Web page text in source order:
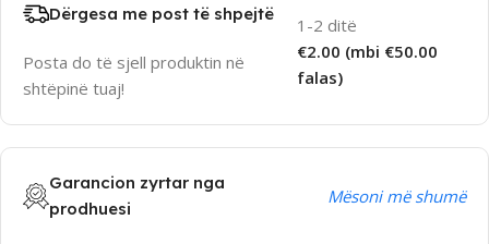
Dërgesa me post të shpejtë
Posta do të sjell produktin në
shtëpinë tuaj!
1-2 ditë
€2.00 (mbi €50.00
falas)
Garancion zyrtar nga
prodhuesi
Mësoni më shumë